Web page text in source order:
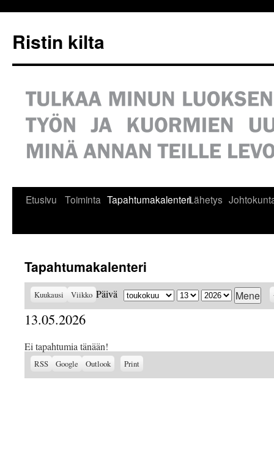
Ristin kilta
Etusivu Toiminta TapahtumakalenteriLähetys
Tapahtumakalenteri
Kuukausi Viikko Päivä Kuukausi PäiväVuosi
13.05.2026
Ei tapahtumia tänään!
RSS
Subscribe
Google
Subscribe
Outlook Print